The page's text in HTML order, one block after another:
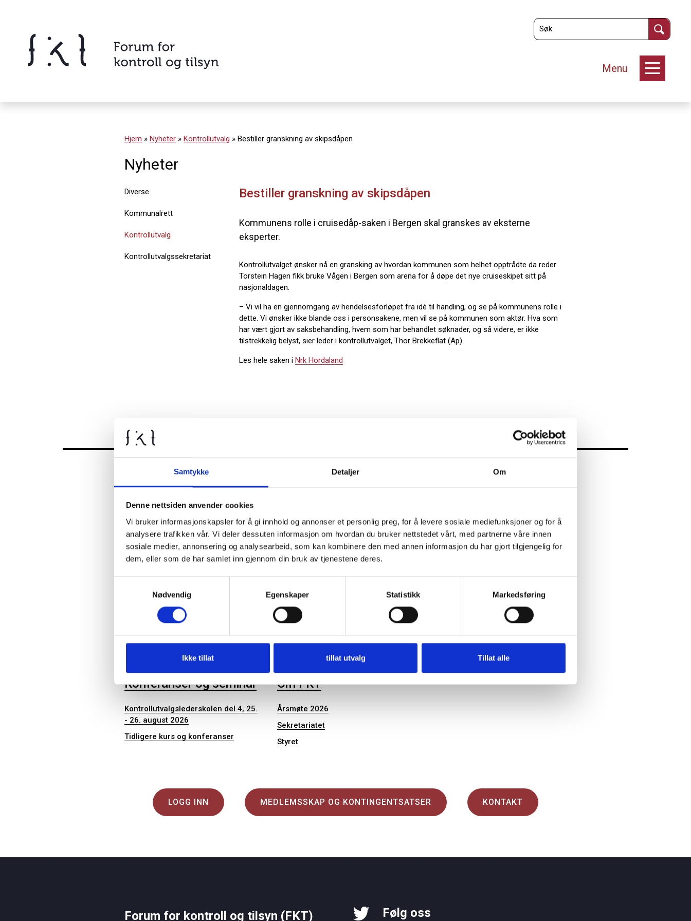
Samtykke Detaljer Om
Denne nettsiden anvender cookies
Vi bruker informasjonskapsler for å gi innhold og annonser et personlig preg, for å levere sosiale mediefunksjoner og for å
analysere trafikken vår. Vi deler dessuten informasjon om hvordan du bruker nettstedet vårt, med partnerne våre innen
sosiale medier, annonsering og analysearbeid, som kan kombinere den med annen informasjon du har gjort tilgjengelig for
dem, eller som de har samlet inn gjennom din bruk av tjenestene deres.
Nødvendig
Egenskaper Statistikk Markedsføring
Ikke tillat tillat utvalg Tillat alle
Menu
Hjem » Nyheter » Kontrollutvalg » Bestiller granskning av skipsdåpen
Nyheter
Diverse
Kommunalrett
Kontrollutvalg
Kontrollutvalgssekretariat
Bestiller granskning av skipsdåpen
Kommunens rolle i cruisedåp-saken i Bergen skal granskes av eksterne
eksperter.
Kontrollutvalget ønsker nå en gransking av hvordan kommunen som helhet opptrådte da reder
Torstein Hagen fikk bruke Vågen i Bergen som arena for å døpe det nye cruiseskipet sitt på
nasjonaldagen.
– Vi vil ha en gjennomgang av hendelsesforløpet fra idé til handling, og se på kommunens rolle i
dette. Vi ønsker ikke blande oss i personsakene, men vil se på kommunen som aktør. Hva som
har vært gjort av saksbehandling, hvem som har behandlet søknader, og så videre, er ikke
tilstrekkelig belyst, sier leder i kontrollutvalget, Thor Brekkeflat (Ap).
Les hele saken i Nrk Hordaland
Kontrollutvalget
Kommunalrett
Kontrollutvalg
Veiledere
Opplæringspakke for kontrollutvalg
Fagtema
Kommunalrett
Publikasjoner
Konferanser og seminar
Kontrollutvalgslederskolen del 4, 25.
- 26. august 2026
Tidligere kurs og konferanser
Om FKT
Årsmøte 2026
Sekretariatet
Styret
LOGG INN MEDLEMSSKAP OG KONTINGENTSATSER KONTAKT
Forum for kontroll og tilsyn (FKT) Følg oss